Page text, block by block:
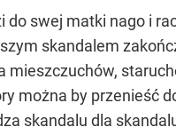
swej matki nago i
skandalem
można by przenieść
skandalu dla